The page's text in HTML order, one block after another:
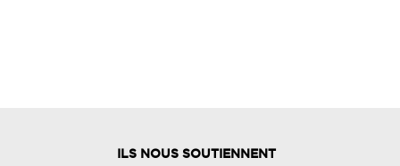
ILS NOUS SOUTIENNENT